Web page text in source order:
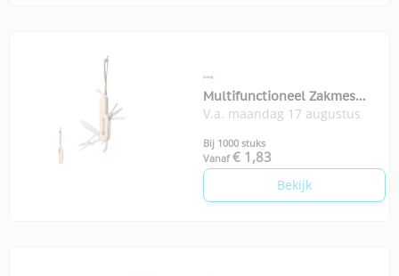
Multifunctioneel Zakmes
Titan
V.a. maandag 17 augustus
Bij 1000 stuks
Vanaf € 1,83
Bekijk